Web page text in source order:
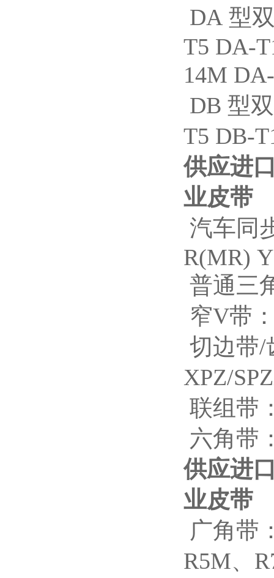
DA 型
T5 DA-
14M
DB 型
T5 DB-
供应进
业皮带
汽车同
R(MR)
普通三
窄V带
切边带/
XPZ/
联组带
六角带
供应进
业皮带
广角带
R5M、